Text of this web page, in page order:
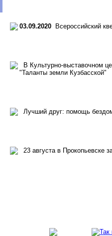
03.09.2020Всероссийский
В Культурно-выставочном
"Таланты земли Кузбасской"
Лучший друг: помощь
23 августа в Прокопьевске